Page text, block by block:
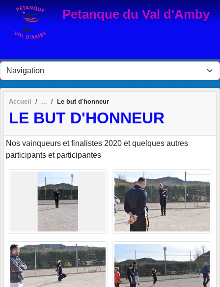
Petanque du Val d'Amby
Accueil Le but d'honneur
LE BUT D'HONNEUR
Nos vainqueurs et finalistes 2020 et quelques autres
participants et participantes
Panneau de gestion des cookies